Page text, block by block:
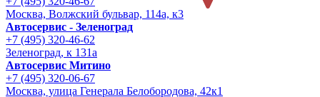
Москва, Волжский бульвар, 114а, к3
Автосервис - Зеленоград
+7 (495) 320-46-62
Зеленоград, к 131а
Автосервис Митино
+7 (495) 320-06-67
Москва, улица Генерала Белобородова, 42к1